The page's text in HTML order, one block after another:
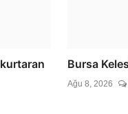
kurtaran
Bursa
Ağu 8, 2026